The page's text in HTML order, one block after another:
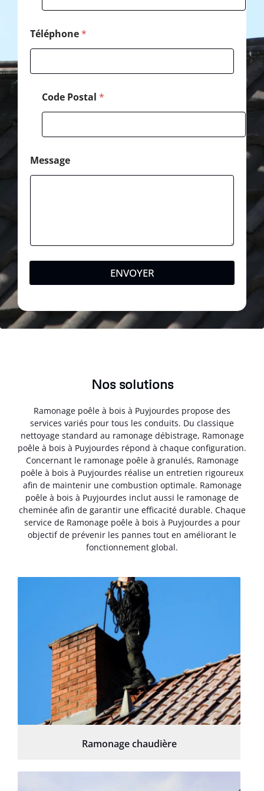
o
n
e
*
Téléphone*
Code Postal *
Message
ENVOYER
Nos solutions
Ramonage poêle à bois à Puyjourdes propose des
services variés pour tous les conduits. Du classique
nettoyage standard au ramonage débistrage, Ramonage
poêle à bois à Puyjourdes répond à chaque configuration.
Concernant le ramonage poêle à granulés, Ramonage
poêle à bois à Puyjourdes réalise un entretien rigoureux
afin de maintenir une combustion optimale. Ramonage
poêle à bois à Puyjourdes inclut aussi le ramonage de
cheminée afin de garantir une efficacité durable. Chaque
service de Ramonage poêle à bois à Puyjourdes a pour
objectif de prévenir les pannes tout en améliorant le
fonctionnement global.
Ramonage chaudière